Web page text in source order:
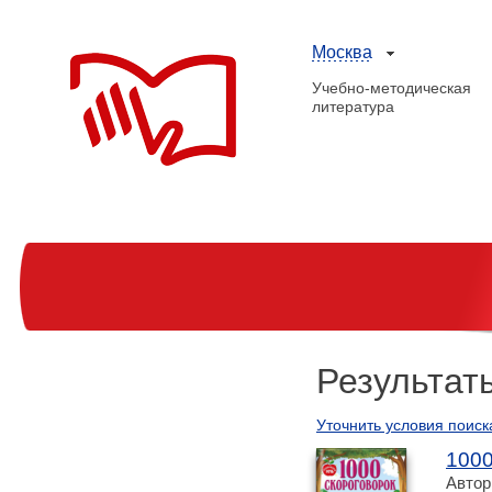
Москва
Учебно-методическая
литература
Уточнить условия